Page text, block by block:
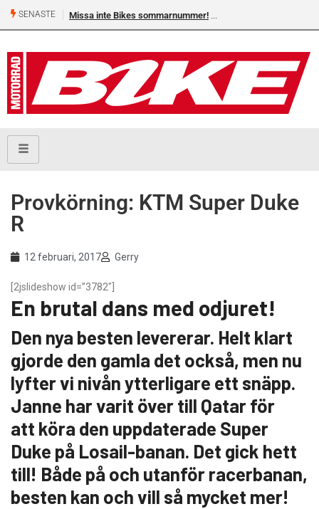
SENASTE Missa inte Bikes sommarnummer!
Provkörning: KTM Super Duke
R
12 februari, 2017 Gerry
[2jslideshow id=”3782″]
En brutal dans med odjuret!
Den nya besten levererar. Helt klart
gjorde den gamla det också, men nu
lyfter vi nivån ytterligare ett snäpp.
Janne har varit över till Qatar för
att köra den uppdaterade Super
Duke på Losail-banan. Det gick hett
till! Både på och utanför racerbanan,
besten kan och vill så mycket mer!